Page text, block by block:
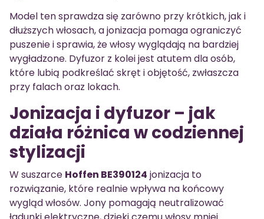
Model ten sprawdza się zarówno przy krótkich, jak i
dłuższych włosach, a jonizacja pomaga ograniczyć
puszenie i sprawia, że włosy wyglądają na bardziej
wygładzone. Dyfuzor z kolei jest atutem dla osób,
które lubią podkreślać skręt i objętość, zwłaszcza
przy falach oraz lokach.
Jonizacja i dyfuzor – jak
działa różnica w codziennej
stylizacji
W suszarce Hoffen BE390124 jonizacja to
rozwiązanie, które realnie wpływa na końcowy
wygląd włosów. Jony pomagają neutralizować